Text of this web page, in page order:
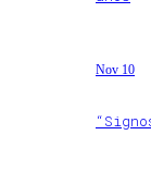
Nov 10